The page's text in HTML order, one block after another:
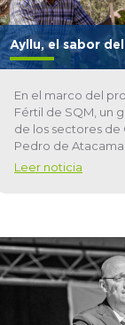
Ayllu, el sabor
En el marco del
Fértil de SQM, un
de los sectores de
Pedro de Atacama,
Leer noticia